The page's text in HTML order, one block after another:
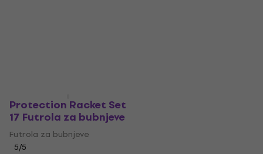
Protection Racket Set
17 Futrola za bubnjeve
Futrola za bubnjeve
5/5